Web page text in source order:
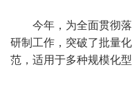
今年，为全面贯彻
研制工作，突破了批量
范，适用于多种规模化型